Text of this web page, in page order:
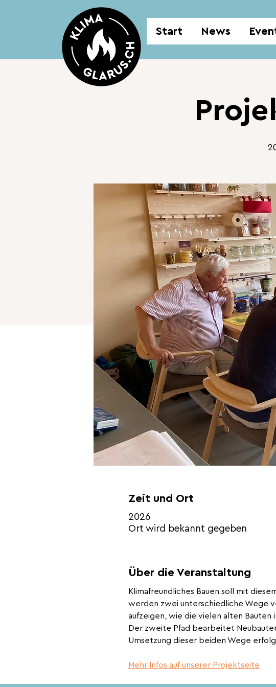
Start News
Zeit und Ort
2026
Ort wird bekannt gegeben
Über die Veranstaltung
Klimafreundliches Bauen soll mit
werden zwei unterschiedliche Wege
aufzeigen, wie die vielen alten
Der zweite Pfad bearbeitet
Umsetzung dieser beiden Wege
Mehr Infos auf unserer Projektseite